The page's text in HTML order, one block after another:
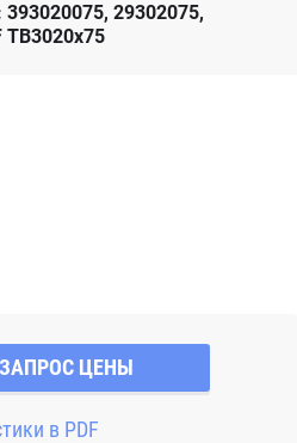
29302075,
TB3020x75
ЗАПРОС ЦЕНЫ
в PDF